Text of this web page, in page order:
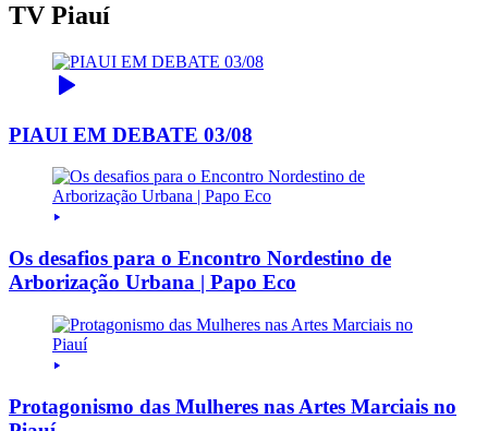
TV Piauí
PIAUI EM DEBATE 03/08
Os desafios para o Encontro Nordestino de
Arborização Urbana | Papo Eco
Protagonismo das Mulheres nas Artes Marciais no